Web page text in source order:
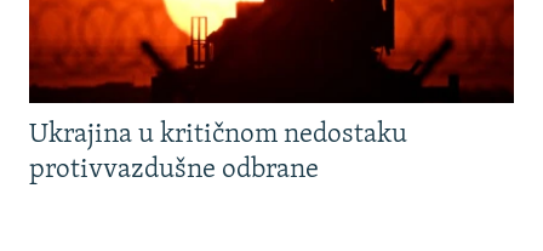
Ukrajina u kritičnom nedostaku
protivvazdušne odbrane